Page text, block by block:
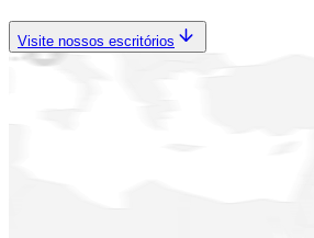
Visite nossos escritórios